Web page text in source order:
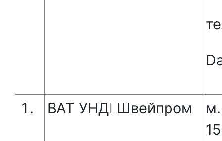
ВАТ УНДІ Швейпром
м.
15